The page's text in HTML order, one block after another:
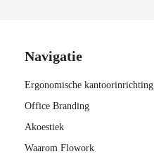
Navigatie
Ergonomische kantoorinrichting
Office Branding
Akoestiek
Waarom Flowork